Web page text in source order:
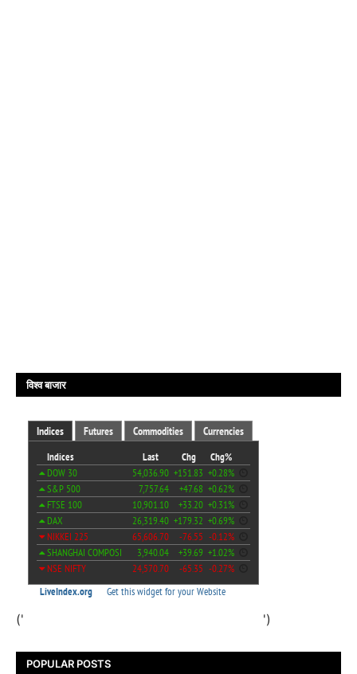
विश्व बाजार
(' ')
POPULAR POSTS